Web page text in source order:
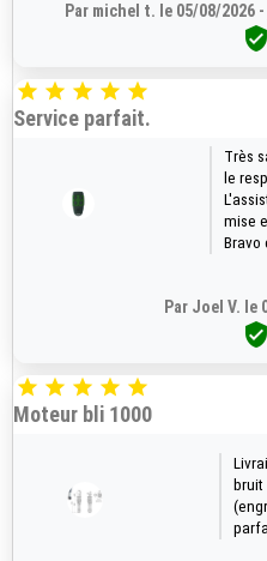
Par michel t. le 05/08/2026 -

    
Service parfait.
Très
le
mise
Bravo
Par Joel V. le

    
Moteur bli 1000